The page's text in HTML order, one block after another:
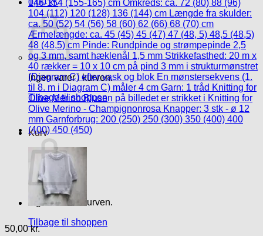
0,00kr.
Ingen varer i kurven.
Tilbage til shoppen
Kurv
Ingen varer i kurven.
Tilbage til shoppen
50,00kr.